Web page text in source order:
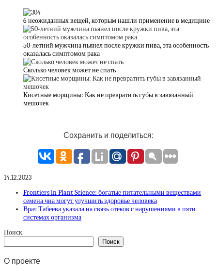
6 неожиданных вещей, которым нашли применение в медицине
50-летний мужчина пьянел после кружки пива, эта особенность
оказалась симптомом рака
Сколько человек может не спать
Кисетные морщины: Как не превратить губы в завязанный
мешочек
Сохранить и поделиться:
14.12.2023
Frontiers in Plant Science: богатые питательными веществами
семена чиа могут улучшить здоровье человека
Врач Табеева указала на связь отеков с нарушениями в пяти
системах организма
Поиск
Поиск
О проекте